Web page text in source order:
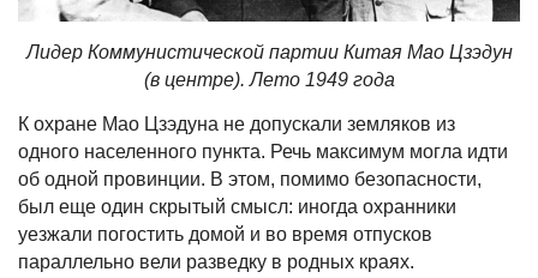
Лидер Коммунистической партии Китая Мао Цзэдун
(в центре). Лето 1949 года
К охране Мао Цзэдуна не допускали земляков из
одного населенного пункта. Речь максимум могла идти
об одной провинции. В этом, помимо безопасности,
был еще один скрытый смысл: иногда охранники
уезжали погостить домой и во время отпусков
параллельно вели разведку в родных краях.